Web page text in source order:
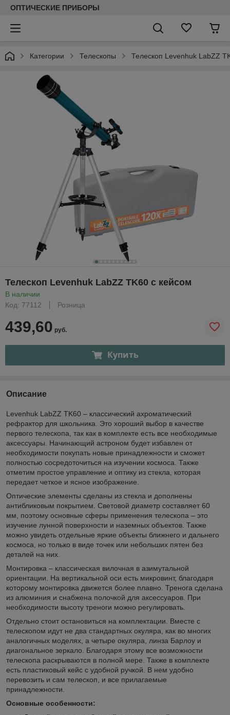
ОПТИЧЕСКИЕ ПРИБОРЫ
Категории Телескопы Телескоп Levenhuk LabZZ
Телескоп Levenhuk LabZZ TK60 с кейсом
В наличии
Код: 77112
Розница
439,60 руб.
Купить
Описание
Levenhuk LabZZ TK60 – классический ахроматический
рефрактор для школьника. Это хороший выбор в качестве
первого телескопа, так как в комплекте есть все необходимые
аксессуары. Начинающий астроном будет избавлен от
необходимости покупать новые принадлежности и сможет
полностью сосредоточиться на изучении космоса. Также
отметим простое управление и оптику из стекла, которая
передает четкое и ясное изображение.
Оптические элементы сделаны из стекла и дополнены
антибликовым покрытием. Световой диаметр составляет 60
мм, поэтому основные сферы применения телескопа – это
изучение лунной поверхности и наземных объектов. Также
можно увидеть отдельные яркие объекты ближнего и дальнего
космоса, но только в виде точек или небольших пятен без
деталей на них.
Монтировка – классическая вилочная в азимутальной
ориентации. На вертикальной оси есть микровинт, благодаря
которому монтировка движется более плавно. Тренога сделана
из алюминия и снабжена полочкой для аксессуаров. При
необходимости высоту треноги можно регулировать.
Отдельно стоит остановиться на комплектации. Вместе с
телескопом идут не два стандартных окуляра, как во многих
аналогичных моделях, а четыре окуляра, линза Барлоу и
диагональное зеркало. Благодаря этому все возможности
телескопа раскрываются в полной мере. Также в комплекте
есть пластиковый кейс с удобной ручкой. В нем удобно
перевозить и сам телескоп, и все прилагаемые
принадлежности.
Основные особенности: